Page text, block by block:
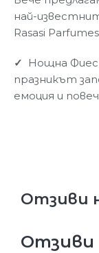
най-
Rasasi
✓
Нощна
празникът
емоция и
Отзиви
Отзиви